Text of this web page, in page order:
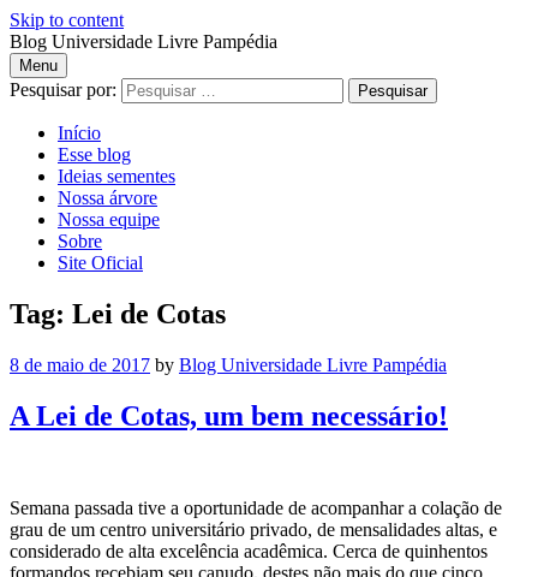
Skip to content
Blog Universidade Livre Pampédia
Blog
Universidade
Livre
Pampédia
Menu
Pesquisar por:
Início
Esse blog
Ideias sementes
Nossa árvore
Nossa equipe
Sobre
Site Oficial
Tag: Lei de Cotas
8 de maio de 2017 by Blog Universidade Livre Pampédia
A Lei de Cotas, um bem necessário!
Semana passada tive a oportunidade de acompanhar a colação de
grau de um centro universitário privado, de mensalidades altas, e
considerado de alta excelência acadêmica. Cerca de quinhentos
formandos recebiam seu canudo, destes não mais do que cinco